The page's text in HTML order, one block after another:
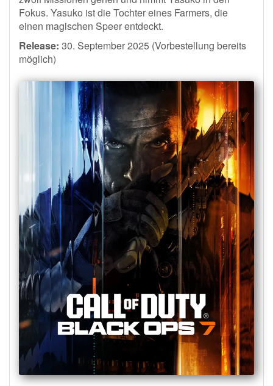
Fokus. Yasuko ist die Tochter eines Farmers, die
einen magischen Speer entdeckt.
Release: 30. September 2025 (Vorbestellung bereits
möglich)